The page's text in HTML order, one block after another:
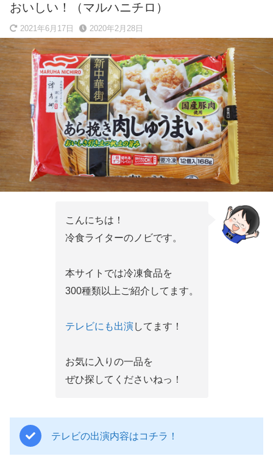
おいしい！（マルハニチロ）
2021年6月17日 2020年2月28日
こんにちは！
冷食ライターのノビです。
本サイトでは冷凍食品を
300種類以上ご紹介してます。
テレビにも出演してます！
お気に入りの一品を
ぜひ探してくださいねっ！
テレビの出演内容はコチラ！